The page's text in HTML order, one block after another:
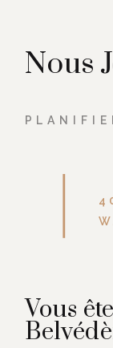
Vous
Nous